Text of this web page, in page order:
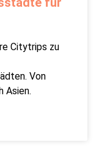
Citytrips zu
Von
Asien.